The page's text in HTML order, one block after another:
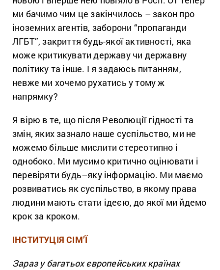
ми бачимо чим це закінчилось – закон про
іноземних агентів, заборони “пропаганди
ЛГБТ”, закриття будь-якої активності, яка
може критикувати державу чи державну
політику та інше. І я задаюсь питанням,
невже ми хочемо рухатись у тому ж
напрямку?
Я вірю в те, що після Революції гідності та
змін, яких зазнало наше суспільство, ми не
можемо більше мислити стереотипно і
однобоко. Ми мусимо критично оцінювати і
перевіряти будь–яку інформацію. Ми маємо
розвиватись як суспільство, в якому права
людини мають стати ідеєю, до якої ми йдемо
крок за кроком.
ІНСТИТУЦІЯ СІМ’Ї
Зараз у багатьох європейських країнах